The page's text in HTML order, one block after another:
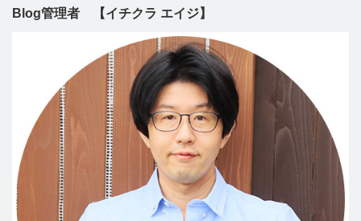
Blog管理者 【イチクラ エイジ】